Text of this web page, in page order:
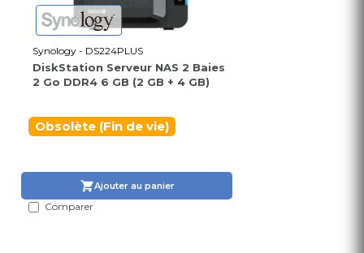
Synology - DS224PLUS
DiskStation Serveur NAS 2 Baies
2 Go DDR4 6 GB (2 GB + 4 GB)
Obsolète (Fin de vie)
Ajouter au panier
Comparer